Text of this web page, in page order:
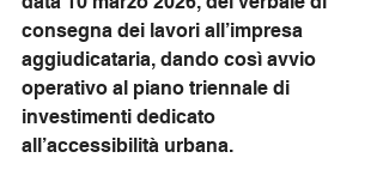
consegna dei lavori all’impresa
aggiudicataria, dando così avvio
operativo al piano triennale di
investimenti dedicato
all’accessibilità urbana.